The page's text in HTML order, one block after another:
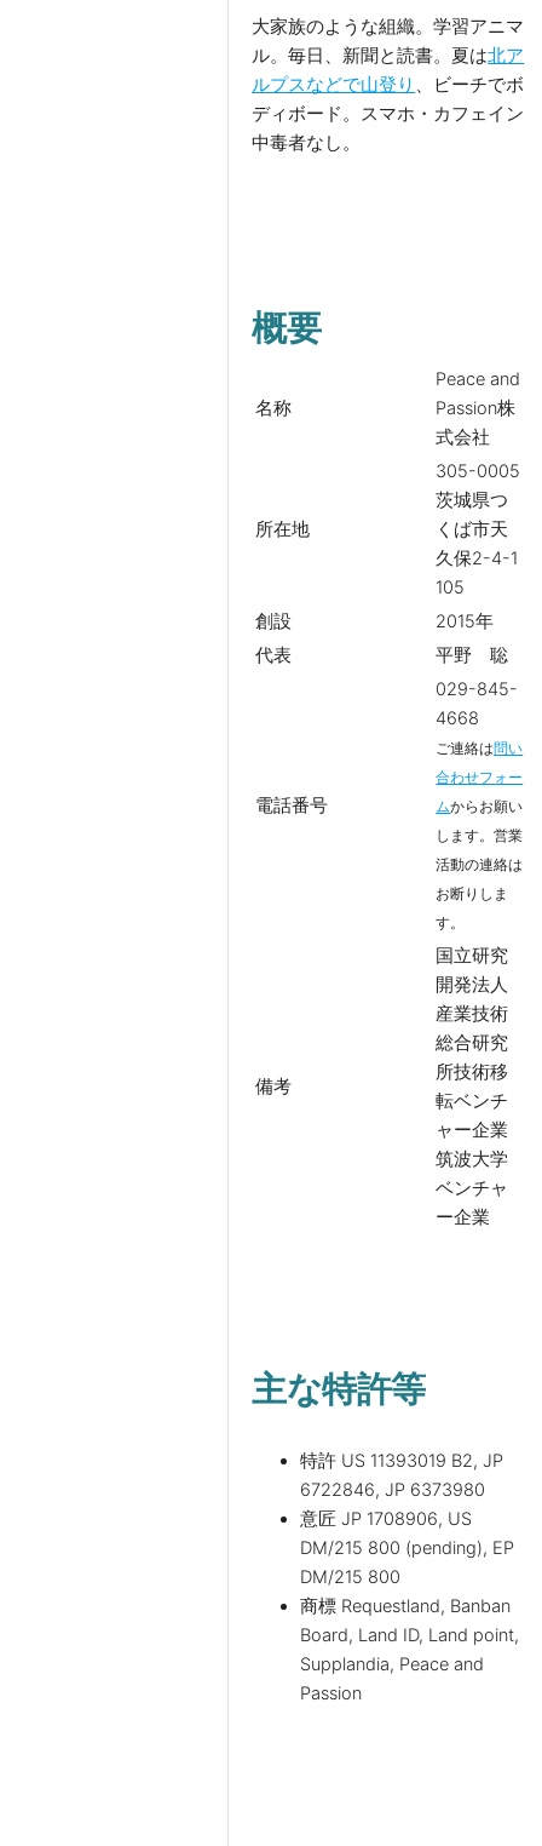
大家族のような組織。学習アニマ
ル。毎日、新聞と読書。夏は北ア
ルプスなどで山登り 、ビーチでボ
ディボード。スマホ・カフェイン
中毒者なし。
概要
名称
Peace and
Passion株
式会社
所在地
305-0005
茨城県つ
くば市天
久保2-4-1
105
創設
2015年
代表
平野 聡
電話番号
029-845-
4668
ご連絡は問い
合わせフォー
ムからお願い
します。営業
活動の連絡は
お断りしま
す。
備考
国立研究
開発法人
産業技術
総合研究
所技術移
転ベンチ
ャー企業
筑波大学
ベンチャ
ー企業
主な特許等
特許 US 11393019 B2, JP
6722846, JP 6373980
意匠 JP 1708906, US
DM/215 800 (pending), EP
DM/215 800
商標 Requestland, Banban
Board, Land ID, Land point,
Supplandia, Peace and
Passion